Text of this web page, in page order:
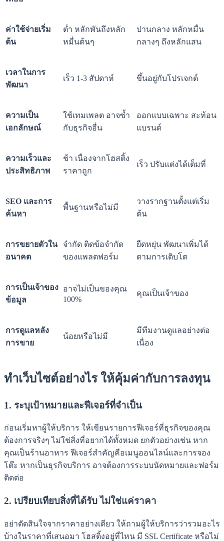
ค่าใช้จ่ายเริ่ม
ต้น
ต่ำ หลักพันถึงหลัก
หมื่นต้นๆ
ปานกลาง หลักหมื่น
กลางๆ ถึงหลักแสน
เวลาในการ
พัฒนา
เร็ว 1-3 สัปดาห์ ขึ้นอยู่กับโปรเจกต์
ความเป็น
เอกลักษณ์
ใช้เทมเพลต อาจซ้ำ
กับธุรกิจอื่น
ออกแบบเฉพาะ สะท้อน
แบรนด์
ความเร็วและ
ประสิทธิภาพ
ช้า เนื่องจากโฮสติ้ง
ราคาถูก
เร็ว ปรับแต่งได้เต็มที่
SEO และการ
ค้นหา
พื้นฐานหรือไม่มี
วางรากฐานตั้งแต่เริ่ม
ต้น
การขยายตัวใน
อนาคต
จำกัด ติดข้อจำกัด
ของแพลตฟอร์ม
ยืดหยุ่น พัฒนาเพิ่มได้
ตามการเติบโต
การเป็นเจ้าของ
ข้อมูล
อาจไม่เป็นของคุณ
100%
คุณเป็นเจ้าของ
การดูแลหลัง
การขาย
น้อยหรือไม่มี
มีทีมงานดูแลอย่างต่อ
เนื่อง
ทำเว็บไซต์อย่างไร ให้คุ้มค่ากับการลงทุน
1. ระบุเป้าหมายและฟีเจอร์ที่จำเป็น
ก่อนเริ่มหาผู้ให้บริการ ให้เขียนรายการฟีเจอร์ที่ธุรกิจของคุณ
ต้องการจริงๆ ไม่ใช่สิ่งที่อยากได้ทั้งหมด ยกตัวอย่างเช่น หาก
คุณเป็นร้านอาหาร ฟีเจอร์สำคัญคือเมนูออนไลน์และการจอง
โต๊ะ หากเป็นธุรกิจบริการ อาจต้องการระบบนัดหมายและฟอร์ม
ติดต่อ
2. เปรียบเทียบสิ่งที่ได้รับ ไม่ใช่แค่ราคา
อย่าตัดสินใจจากราคาอย่างเดียว ให้ถามผู้ให้บริการว่ารวมอะไร
บ้างในราคาที่เสนอมา โฮสติ้งอยู่ที่ไหน มี SSL Certificate หรือไม่